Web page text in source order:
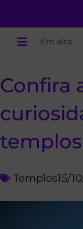
Em alta
Confira
Templos15/